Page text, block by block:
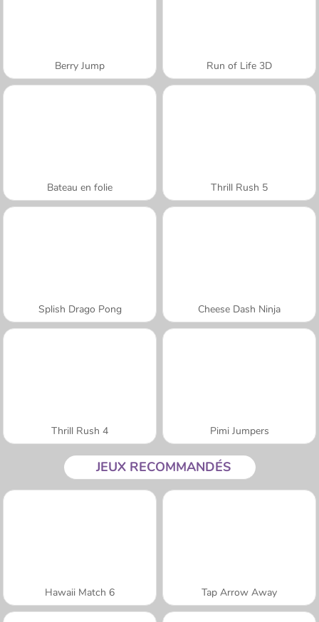
Berry Jump Run of Life 3D
Bateau en folie Thrill Rush 5
Splish Drago Pong Cheese Dash Ninja
Thrill Rush 4 Pimi Jumpers
JEUX RECOMMANDÉS
Hawaii Match 6 Tap Arrow Away